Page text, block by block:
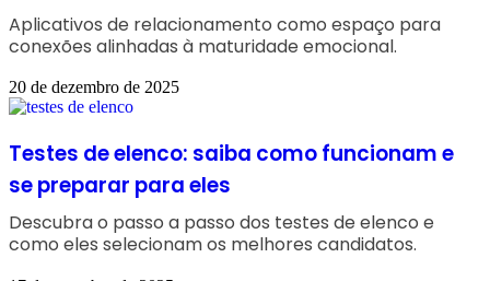
Aplicativos de relacionamento como espaço para
conexões alinhadas à maturidade emocional.
20 de dezembro de 2025
Testes de elenco: saiba como funcionam e
se preparar para eles
Descubra o passo a passo dos testes de elenco e
como eles selecionam os melhores candidatos.